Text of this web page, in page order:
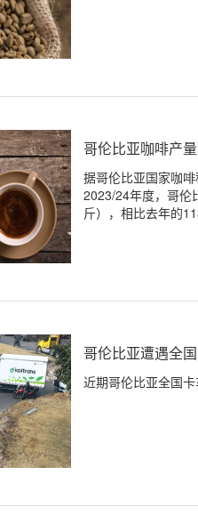
哥伦比亚咖啡产
据哥伦比亚国家咖
2023/24年度，哥伦
斤），相比去年的
哥伦比亚遭遇全
近期哥伦比亚全国